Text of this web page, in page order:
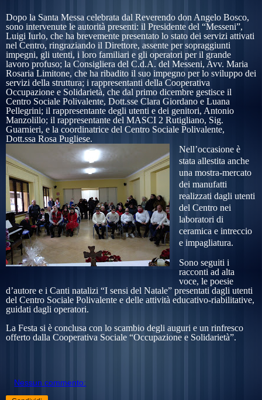
Dopo la Santa Messa celebrata dal Reverendo don Angelo Bosco,
sono intervenute le autorità presenti: il Presidente del “Messeni”,
Luigi Iurlo, che ha brevemente presentato lo stato dei servizi attivati
nel Centro, ringraziando il Direttore, assente per sopraggiunti
impegni, gli utenti, i loro familiari e gli operatori per il grande
lavoro profuso; la Consigliera del C.d.A. del Messeni, Avv. Maria
Rosaria Limitone, che ha ribadito il suo impegno per lo sviluppo dei
servizi della struttura; i rappresentanti della Cooperativa
Occupazione e Solidarietà, che dal primo dicembre gestisce il
Centro Sociale Polivalente, Dott.sse Clara Giordano e Luana
Pellegrini; il rappresentante degli utenti e dei genitori, Antonio
Manzolillo; il rappresentante del MASCI 2 Rutigliano, Sig.
Guarnieri, e la coordinatrice del Centro Sociale Polivalente,
Dott.ssa Rosa Pugliese.
Nell’occasione è
stata allestita anche
una mostra-mercato
dei manufatti
realizzati dagli utenti
del Centro nei
laboratori di
ceramica e intreccio
e impagliatura.
Sono seguiti i
racconti ad alta
voce, le poesie
d’autore e i Canti natalizi “I sensi del Natale” presentati dagli utenti
del Centro Sociale Polivalente e delle attività educativo-riabilitative,
guidati dagli operatori.
La Festa si è conclusa con lo scambio degli auguri e un rinfresco
offerto dalla Cooperativa Sociale “Occupazione e Solidarietà”.
Nessun commento: